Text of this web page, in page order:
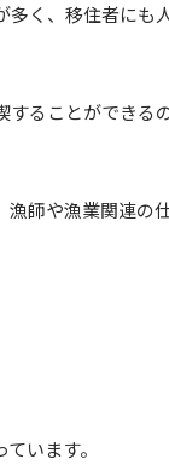
く、移住者にも
ることができる
師や漁業関連の
います。